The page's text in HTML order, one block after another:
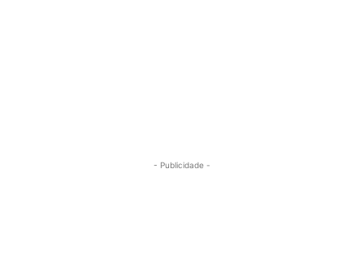
- Publicidade -